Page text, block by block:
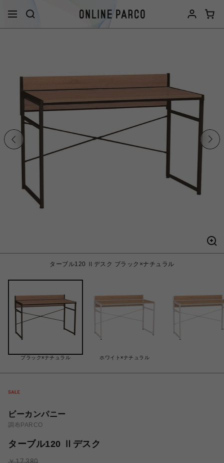
ターブル120 Ⅱデスク ブラック×ナチュラル
ブラック×ナチュラル ホワイト×ナチュラル
ビーカンパニー
調布PARCO
ターブル120 Ⅱデスク